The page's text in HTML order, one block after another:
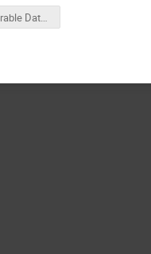
Interoperable Data Lake (IDL)_ TASI_contrib.pptx